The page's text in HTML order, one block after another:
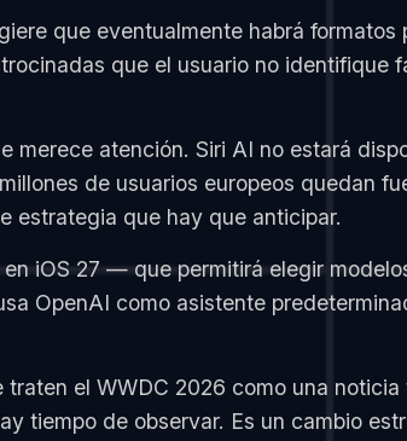
que eventualmente habrá
que el usuario no
merece atención. Siri AI no estará
de usuarios europeos quedan
estrategia que hay que anticipar.
iOS 27 — que permitirá elegir
OpenAI como asistente
el WWDC 2026 como una
tiempo de observar. Es un cambio